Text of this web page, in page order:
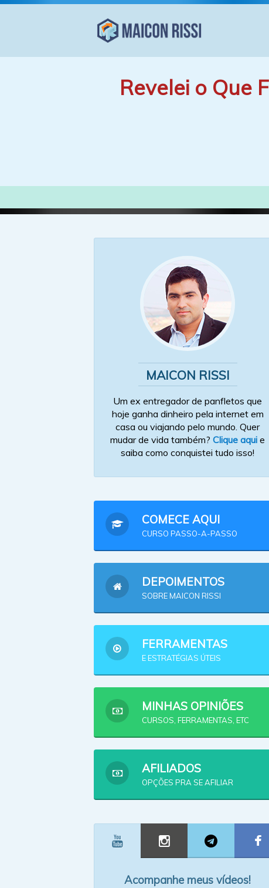
Revelei o Que
MAICON RISSI
Um ex entregador de panfletos que
hoje ganha dinheiro pela internet em
casa ou viajando pelo mundo. Quer
mudar de vida também? Clique aqui e
saiba como conquistei tudo isso!
COMECE AQUI
CURSO PASSO-A-PASSO
DEPOIMENTOS
SOBRE MAICON RISSI
FERRAMENTAS
E ESTRATÉGIAS ÚTEIS
MINHAS OPINIÕES
CURSOS, FERRAMENTAS, ETC
AFILIADOS
OPÇÕES PRA SE AFILIAR
Acompanhe meus vídeos!